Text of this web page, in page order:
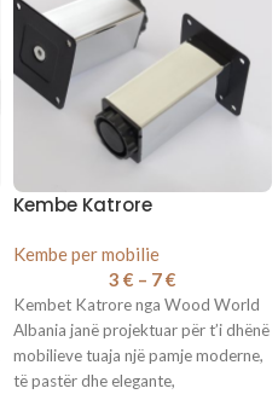
Kembe Katrore
Kembe per mobilie
3 € – 7€
Kembet Katrore nga Wood World
Albania janë projektuar për t’i dhënë
mobilieve tuaja një pamje moderne,
të pastër dhe elegante,